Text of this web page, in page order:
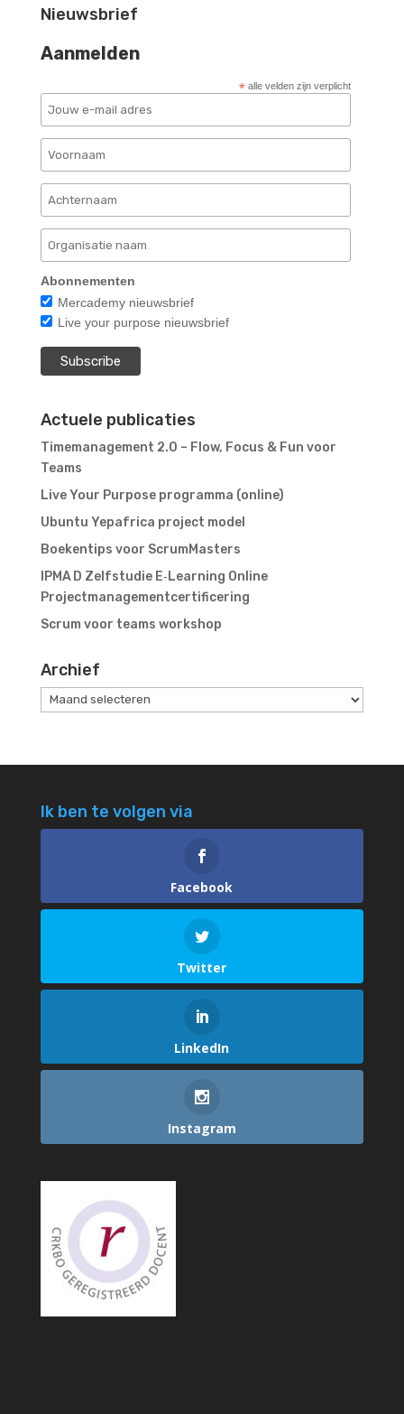
Nieuwsbrief
Aanmelden
*alle velden zijn verplicht
Abonnementen
Mercademy nieuwsbrief
Live your purpose nieuwsbrief
Actuele publicaties
Timemanagement 2.0 – Flow, Focus & Fun voor
Teams
Live Your Purpose programma (online)
Ubuntu Yepafrica project model
Boekentips voor ScrumMasters
IPMA D Zelfstudie E‑Learning Online
Projectmanagementcertificering
Scrum voor teams workshop
Archief
Archief
Ik ben te volgen via
Facebook
Twitter
LinkedIn
Instagram